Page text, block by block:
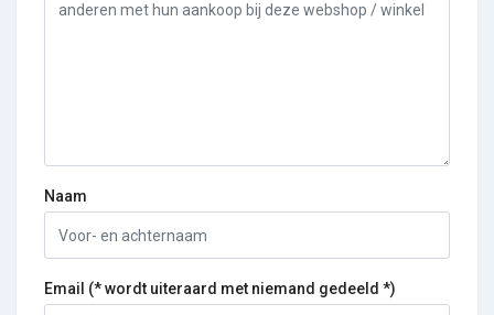
Naam
Email (* wordt uiteraard met niemand gedeeld *)